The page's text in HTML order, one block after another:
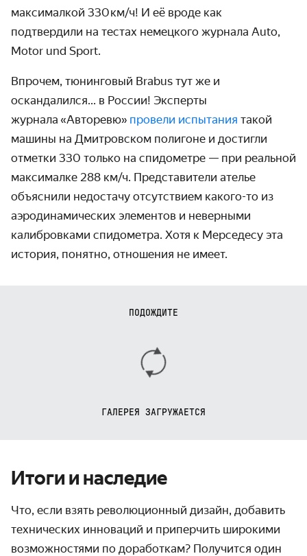
максималкой 330 км/ч! И её вроде как
подтвердили на тестах немецкого журнала Auto,
Motor und Sport.
Впрочем, тюнинговый Brabus тут же и
оскандалился... в России! Эксперты
журнала «Авторевю» провели испытания такой
машины на Дмитровском полигоне и достигли
отметки 330 только на спидометре — при реальной
максималке 288 км/ч. Представители ателье
объяснили недостачу отсутствием какого-то из
аэродинамических элементов и неверными
калибровками спидометра. Хотя к Мерседесу эта
история, понятно, отношения не имеет.
ПОДОЖДИТЕ
ГАЛЕРЕЯ ЗАГРУЖАЕТСЯ
Итоги и наследие
Что, если взять революционный дизайн, добавить
технических инноваций и приперчить широкими
возможностями по доработкам? Получится один